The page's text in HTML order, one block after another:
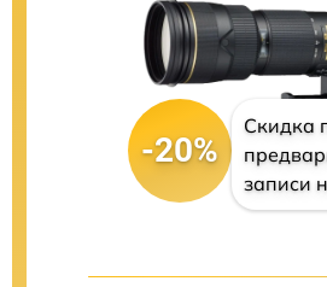
-20%
Скидка
записи